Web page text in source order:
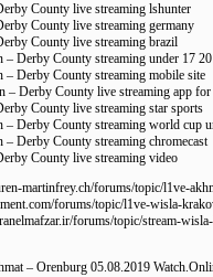
County live streaming lshunter
County live streaming germany
County live streaming brazil
Derby County streaming under 17
Derby County streaming mobile site
– Derby County live streaming app
County live streaming star sports
– Derby County streaming world cup
Derby County streaming chromecast
County live streaming video
martinfrey.ch/forums/topic/l1ve-
forums/topic/l1ve-wisla-
forums/topic/stream-
– Orenburg 05.08.2019